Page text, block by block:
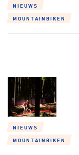
NIEUWS
MOUNTAINBIKEN
NIEUWS
MOUNTAINBIKEN